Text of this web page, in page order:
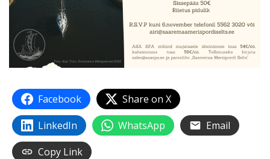
Facebook
Share on X
LinkedIn
WhatsApp
Email
Copy Link